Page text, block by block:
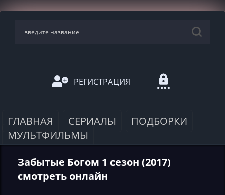
РЕГИСТРАЦИЯ
ГЛАВНАЯ СЕРИАЛЫ
ПОДБОРКИ
МУЛЬТФИЛЬМЫ
Забытые Богом 1 сезон (2017)
смотреть онлайн